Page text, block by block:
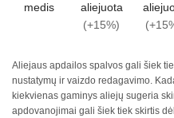
medis
aliejuota
(+15%)
Aliejaus apdailos spalvos gali šiek
nustatymų ir vaizdo redagavimo.
kiekvienas gaminys aliejų sugeria
apdovanojimai gali šiek tiek skirtis